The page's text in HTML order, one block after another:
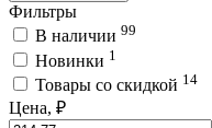
Фильтры
В наличии 99
Новинки 1
Товары со скидкой 14
Цена, ₽